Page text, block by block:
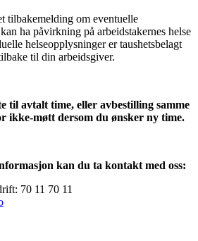
tilbakemelding om eventuelle
ha påvirkning på arbeidstakernes helse
helseopplysninger er taushetsbelagt
til din arbeidsgiver.
til avtalt time, eller avbestilling samme
ikke-møtt dersom du ønsker ny time.
kan du ta kontakt med oss:
70 11 70 11